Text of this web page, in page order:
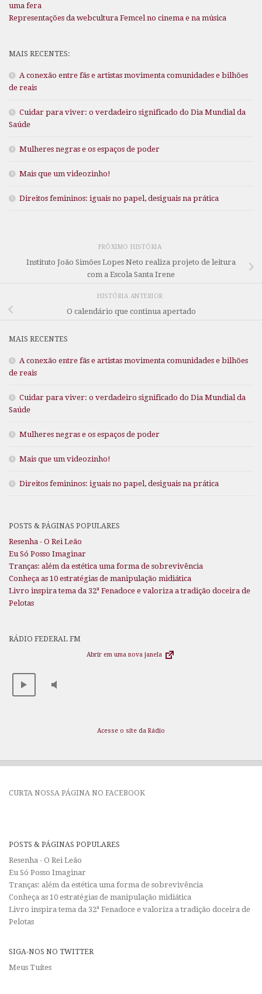
uma fera
Representações da webcultura Femcel no cinema e na música
MAIS RECENTES:
A conexão entre fãs e artistas movimenta comunidades e bilhões
de reais
Cuidar para viver: o verdadeiro significado do Dia Mundial da
Saúde
Mulheres negras e os espaços de poder
Mais que um videozinho!
Direitos femininos: iguais no papel, desiguais na prática
PRÓXIMO HISTÓRIA
Instituto João Simões Lopes Neto realiza projeto de leitura
com a Escola Santa Irene
HISTÓRIA ANTERIOR
O calendário que continua apertado
MAIS RECENTES
A conexão entre fãs e artistas movimenta comunidades e bilhões
de reais
Cuidar para viver: o verdadeiro significado do Dia Mundial da
Saúde
Mulheres negras e os espaços de poder
Mais que um videozinho!
Direitos femininos: iguais no papel, desiguais na prática
POSTS & PÁGINAS POPULARES
Resenha - O Rei Leão
Eu Só Posso Imaginar
Tranças: além da estética uma forma de sobrevivência
Conheça as 10 estratégias de manipulação midiática
Livro inspira tema da 32ª Fenadoce e valoriza a tradição doceira de
Pelotas
RÁDIO FEDERAL FM
Abrir em uma nova janela
Acesse o site da Rádio
CURTA NOSSA PÁGINA NO FACEBOOK
POSTS & PÁGINAS POPULARES
Resenha - O Rei Leão
Eu Só Posso Imaginar
Tranças: além da estética uma forma de sobrevivência
Conheça as 10 estratégias de manipulação midiática
Livro inspira tema da 32ª Fenadoce e valoriza a tradição doceira de
Pelotas
SIGA-NOS NO TWITTER
Meus Tuítes